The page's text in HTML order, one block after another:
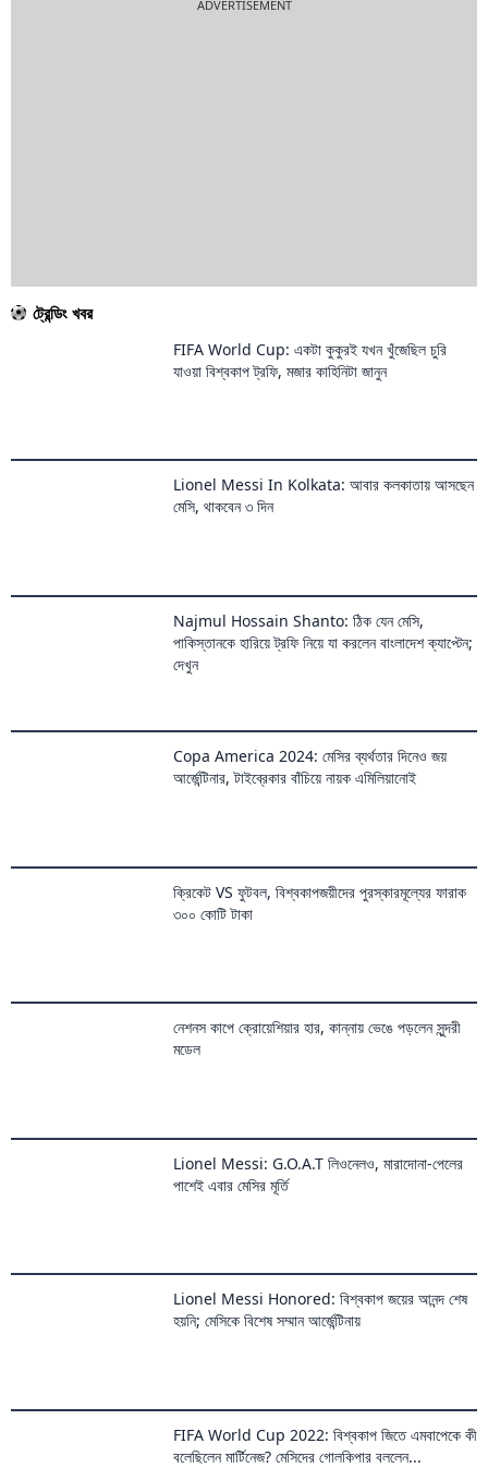
Lionel Messi In Kolkata: আবার কলকাতায় আসছেন
মেসি, থাকবেন ৩ দিন
Najmul Hossain Shanto: ঠিক যেন মেসি,
পাকিস্তানকে হারিয়ে ট্রফি নিয়ে যা করলেন বাংলাদেশ ক্যাপ্টেন;
Copa America 2024: মেসির ব্যর্থতার দিনেও জয়
আর্জেন্টিনার, টাইব্রেকার বাঁচিয়ে নায়ক এমিলিয়ানোই
ক্রিকেট VS ফুটবল, বিশ্বকাপজয়ীদের পুরস্কারমূল্যের ফারাক
৩০০ কোটি টাকা
নেশনস কাপে ক্রোয়েশিয়ার হার, কান্নায় ভেঙে পড়লেন সুন্দরী
মডেল
Lionel Messi: G.O.A.T লিওনেলও, মারাদোনা-পেলের
পাশেই এবার মেসির মূর্তি
Lionel Messi Honored: বিশ্বকাপ জয়ের আনন্দ শেষ
হয়নি; মেসিকে বিশেষ সম্মান আর্জেন্টিনায়
FIFA World Cup 2022: বিশ্বকাপ জিতে এমবাপেকে কী
বলেছিলেন মার্টিনেজ? মেসিদের গোলকিপার বললেন...
Cristiano Ronaldo: সঙ্গিনী থাকতেও বিশ্বকাপের সময়
ব্লগারের সঙ্গে রাত কাটান রোনাল্ডো?